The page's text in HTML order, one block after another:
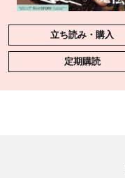
立ち読み・購入
定期購読